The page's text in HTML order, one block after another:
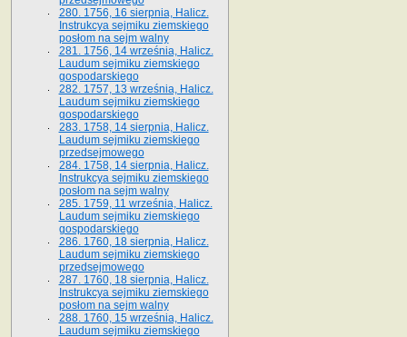
280. 1756, 16 sierpnia, Halicz.
Instrukcya sejmiku ziemskiego
posłom na sejm walny
281. 1756, 14 września, Halicz.
Laudum sejmiku ziemskiego
gospodarskiego
282. 1757, 13 września, Halicz.
Laudum sejmiku ziemskiego
gospodarskiego
283. 1758, 14 sierpnia, Halicz.
Laudum sejmiku ziemskiego
przedsejmowego
284. 1758, 14 sierpnia, Halicz.
Instrukcya sejmiku ziemskiego
posłom na sejm walny
285. 1759, 11 września, Halicz.
Laudum sejmiku ziemskiego
gospodarskiego
286. 1760, 18 sierpnia, Halicz.
Laudum sejmiku ziemskiego
przedsejmowego
287. 1760, 18 sierpnia, Halicz.
Instrukcya sejmiku ziemskiego
posłom na sejm walny
288. 1760, 15 września, Halicz.
Laudum sejmiku ziemskiego